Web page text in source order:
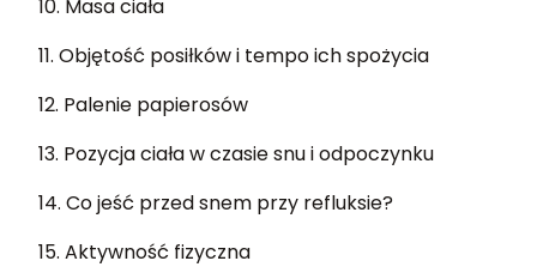
10. Masa ciała
11. Objętość posiłków i tempo ich spożycia
12. Palenie papierosów
13. Pozycja ciała w czasie snu i odpoczynku
14. Co jeść przed snem przy refluksie?
15. Aktywność fizyczna